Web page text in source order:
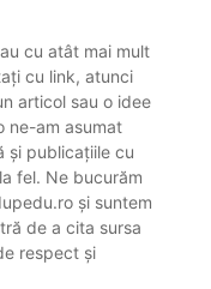
cu atât mai mult
cu link, atunci
articol sau o idee
ne-am asumat
și publicațiile cu
fel. Ne bucurăm
și suntem
de a cita sursa
respect și